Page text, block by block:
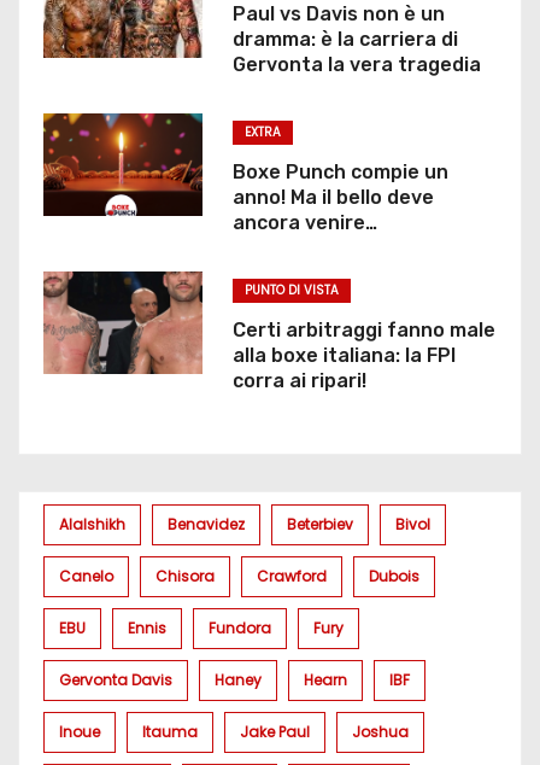
Paul vs Davis non è un
dramma: è la carriera di
Gervonta la vera tragedia
EXTRA
Boxe Punch compie un
anno! Ma il bello deve
ancora venire…
PUNTO DI VISTA
Certi arbitraggi fanno male
alla boxe italiana: la FPI
corra ai ripari!
Alalshikh Benavidez Beterbiev Bivol
Canelo Chisora Crawford Dubois
EBU Ennis Fundora Fury
Gervonta Davis Haney Hearn IBF
Inoue Itauma Jake Paul Joshua